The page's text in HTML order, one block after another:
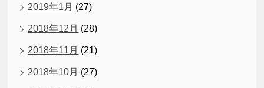
2019年1月 (27)
2018年12月 (28)
2018年11月 (21)
2018年10月 (27)